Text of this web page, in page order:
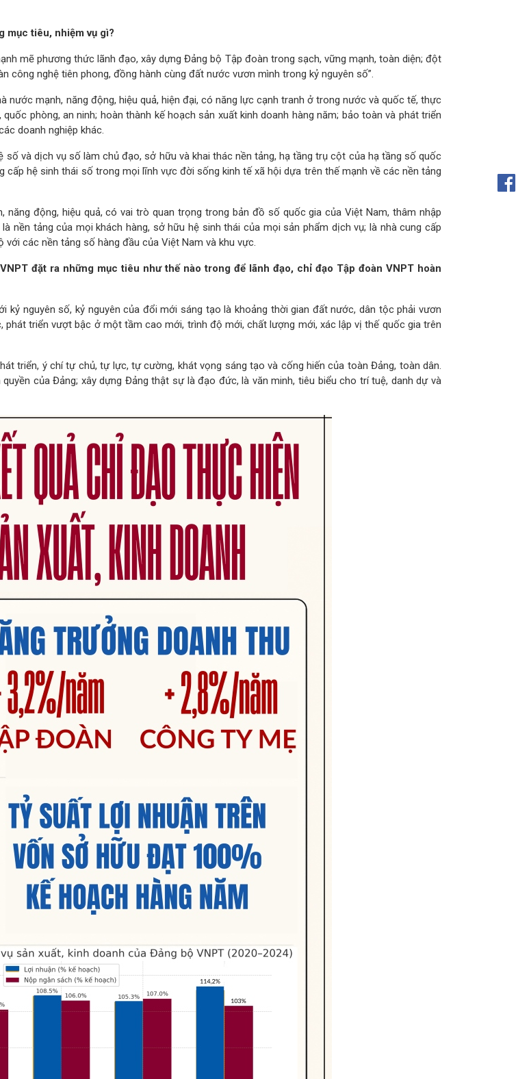
mục tiêu, nhiệm vụ gì?
mẽ phương thức lãnh đạo, xây dựng Đảng bộ Tập đoàn trong sạch, vững mạnh, toàn diện; đột
công nghệ tiên phong, đồng hành cùng đất nước vươn mình trong kỷ nguyên số”.
nước mạnh, năng động, hiệu quả, hiện đại, có năng lực cạnh tranh ở trong nước và quốc tế, thực
phòng, an ninh; hoàn thành kế hoạch sản xuất kinh doanh hàng năm; bảo toàn và phát triển
doanh nghiệp khác.
và dịch vụ số làm chủ đạo, sở hữu và khai thác nền tảng, hạ tầng trụ cột của hạ tầng số quốc
hệ sinh thái số trong mọi lĩnh vực đời sống kinh tế xã hội dựa trên thế mạnh về các nền tảng
động, hiệu quả, có vai trò quan trọng trong bản đồ số quốc gia của Việt Nam, thâm nhập
nền tảng của mọi khách hàng, sở hữu hệ sinh thái của mọi sản phẩm dịch vụ; là nhà cung cấp
các nền tảng số hàng đầu của Việt Nam và khu vực.
đặt ra những mục tiêu như thế nào trong để lãnh đạo, chỉ đạo Tập đoàn VNPT hoàn
kỷ nguyên số, kỷ nguyên của đổi mới sáng tạo là khoảng thời gian đất nước, dân tộc phải vươn
triển vượt bậc ở một tầm cao mới, trình độ mới, chất lượng mới, xác lập vị thế quốc gia trên
triển, ý chí tự chủ, tự lực, tự cường, khát vọng sáng tạo và cống hiến của toàn Đảng, toàn dân.
của Đảng; xây dựng Đảng thật sự là đạo đức, là văn minh, tiêu biểu cho trí tuệ, danh dự và